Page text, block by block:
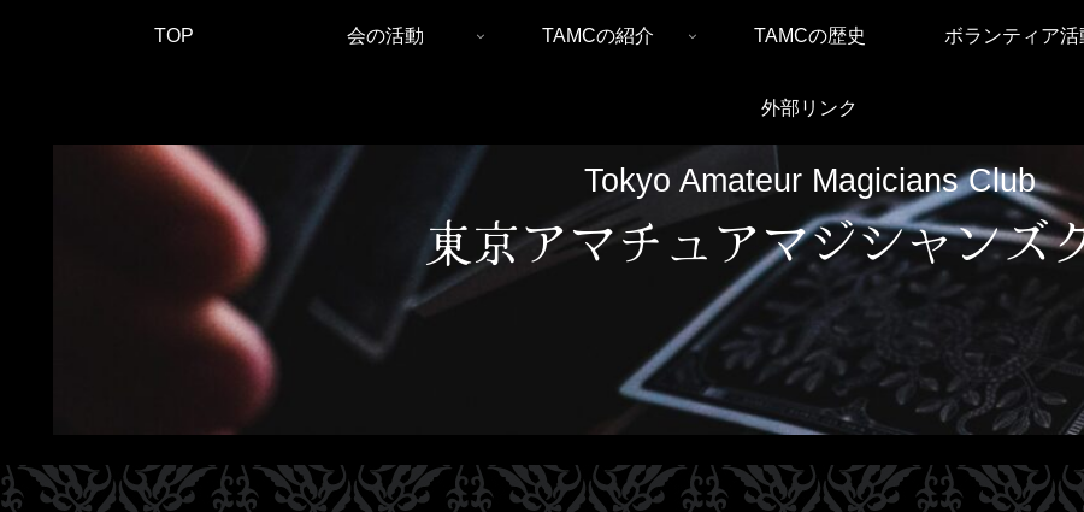
TOP 会の活動 TAMCの紹介 TAMCの歴史 ボランティア活
外部リンク
Tokyo Amateur Magicians Club
東京アマチュアマジシャンズ